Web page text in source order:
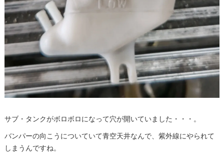
サブ・タンクがボロボロになって穴が開いていました・・・。
バンパーの向こうについていて青空天井なんで、紫外線にやられて
しまうんですね。